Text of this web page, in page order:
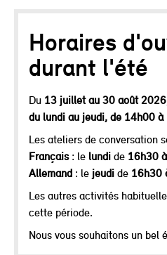
Horaires
durant l'été
Du 13 juillet au 30 août 2026
du lundi au jeudi, de 14h00
Les ateliers de conversation
Français: le lundi de 16h30
Allemand : le jeudi de 16h30
Les autres activités
cette période.
Nous vous souhaitons un bel